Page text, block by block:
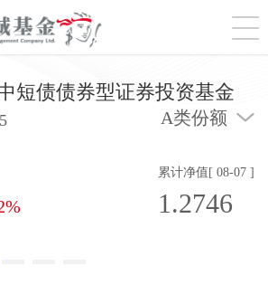
切
短债债券型证券投资基金
A类份额
累计净值[ 08-07 ]
1.2746